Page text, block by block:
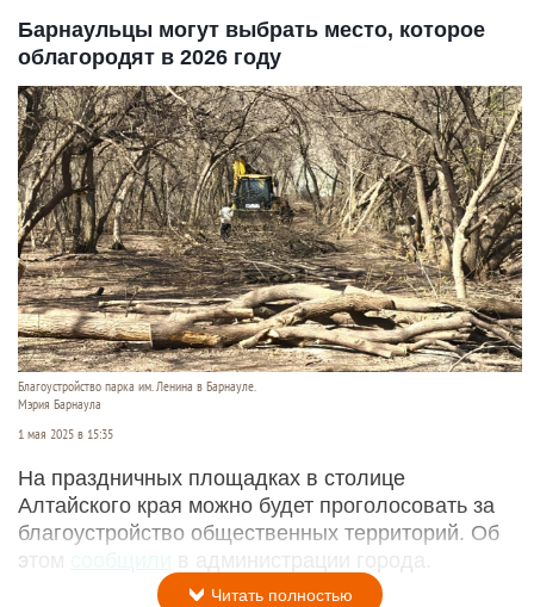
Барнаульцы могут выбрать место, которое
облагородят в 2026 году
Благоустройство парка им. Ленина в Барнауле.
Мэрия Барнаула
1 мая 2025 в 15:35
На праздничных площадках в столице
Алтайского края можно будет проголосовать за
благоустройство общественных территорий. Об
этом
сообщили в администрации города.
Читать полностью